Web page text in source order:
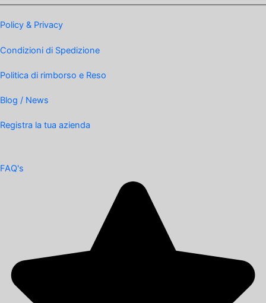
Policy & Privacy
Condizioni di Spedizione
Politica di rimborso e Reso
Blog / News
Registra la tua azienda
FAQ's